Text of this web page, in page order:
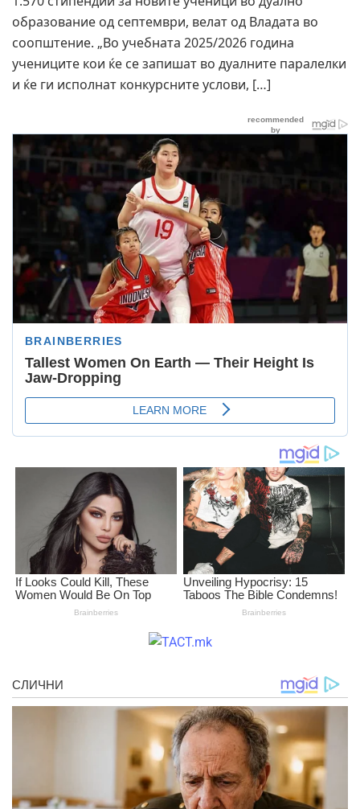
образование од септември, велат од Владата во
соопштение. „Во учебната 2025/2026 година
учениците кои ќе се запишат во дуалните паралелки
и ќе ги исполнат конкурсните услови, […]